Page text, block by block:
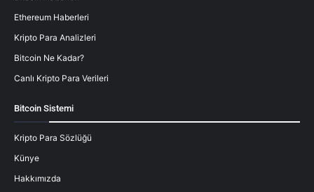
Ethereum Haberleri
Kripto Para Analizleri
Bitcoin Ne Kadar?
Canlı Kripto Para Verileri
Bitcoin Sistemi
Kripto Para Sözlüğü
Künye
Hakkımızda